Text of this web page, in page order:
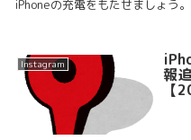
iPhoneの充電をもたせましょう。
Instagram
報
【